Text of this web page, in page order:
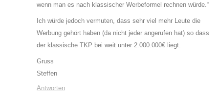
wenn man es nach klassischer Werbeformel rechnen würde.“
Ich würde jedoch vermuten, dass sehr viel mehr Leute die
Werbung gehört haben (da nicht jeder angerufen hat) so dass
der klassische TKP bei weit unter 2.000.000€ liegt.
Gruss
Steffen
Antworten